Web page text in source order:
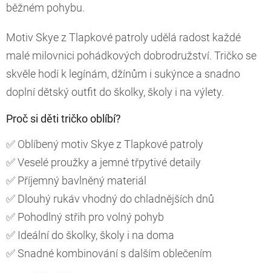
běžném pohybu.
Motiv Skye z Tlapkové patroly udělá radost každé
malé milovnici pohádkových dobrodružství. Tričko se
skvěle hodí k legínám, džínům i sukýnce a snadno
doplní dětský outfit do školky, školy i na výlety.
Proč si děti tričko oblíbí?
✅ Oblíbený motiv Skye z Tlapkové patroly
✅ Veselé proužky a jemné třpytivé detaily
✅ Příjemný bavlněný materiál
✅ Dlouhý rukáv vhodný do chladnějších dnů
✅ Pohodlný střih pro volný pohyb
✅ Ideální do školky, školy i na doma
✅ Snadné kombinování s dalším oblečením